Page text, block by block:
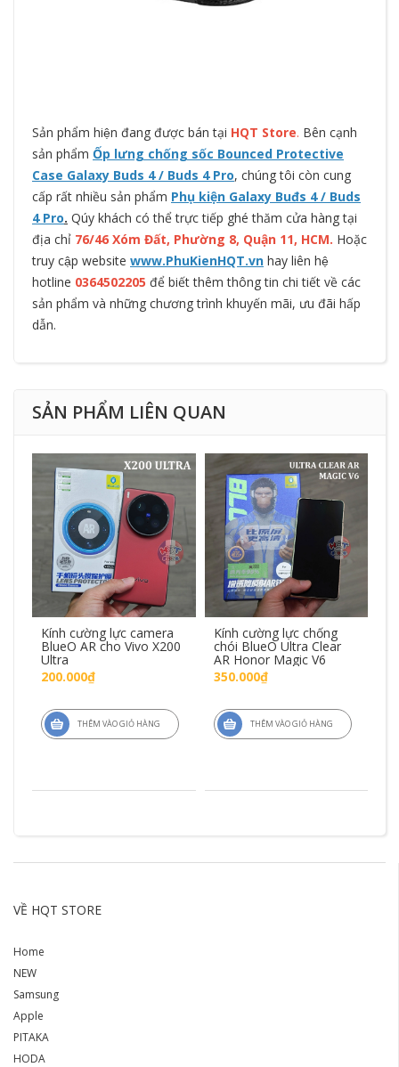
Sản phẩm hiện đang được bán tại HQT Store. Bên cạnh
sản phẩm Ốp lưng chống sốc Bounced Protective
Case Galaxy Buds 4 / Buds 4 Pro, chúng tôi còn cung
cấp rất nhiều sản phẩm Phụ kiện Galaxy Buđs 4 / Buds
4 Pro. Qúy khách có thể trực tiếp ghé thăm cửa hàng tại
địa chỉ 76/46 Xóm Đất, Phường 8, Quận 11, HCM. Hoặc
truy cập website www.PhuKienHQT.vn hay liên hệ
hotline 0364502205 để biết thêm thông tin chi tiết về các
sản phẩm và những chương trình khuyến mãi, ưu đãi hấp
dẫn.
SẢN PHẨM LIÊN QUAN
Kính cường lực camera
BlueO AR cho Vivo X200
Ultra
200.000₫
THÊM VÀO GIỎ HÀNG
Kính cường lực chống
chói BlueO Ultra Clear
AR Honor Magic V6
350.000₫
THÊM VÀO GIỎ HÀNG
VỀ HQT STORE
Home
NEW
Samsung
Apple
PITAKA
HODA